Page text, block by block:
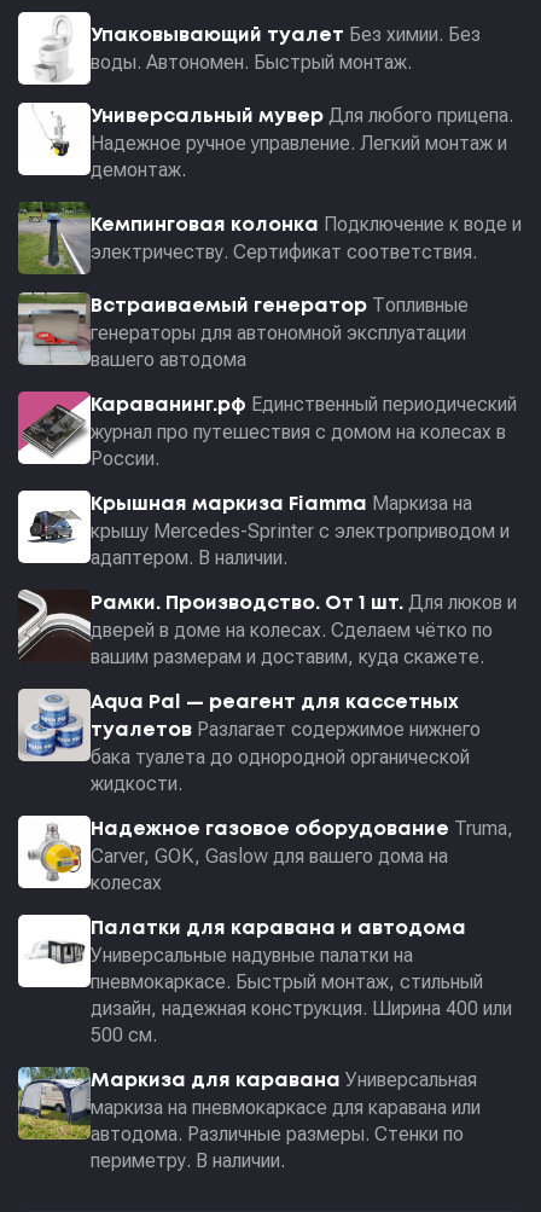
Упаковывающий туалет Без химии. Без
воды. Автономен. Быстрый монтаж.
Универсальный мувер Для любого прицепа.
Надежное ручное управление. Легкий монтаж и
демонтаж.
Кемпинговая колонка Подключение к воде и
электричеству. Сертификат соответствия.
Встраиваемый генератор Топливные
генераторы для автономной эксплуатации
вашего автодома
Караванинг.рф Единственный периодический
журнал про путешествия с домом на колесах в
России.
Крышная маркиза Fiamma Маркиза на
крышу Mercedes-Sprinter с электроприводом и
адаптером. В наличии.
Рамки. Производство. От 1 шт. Для люков и
дверей в доме на колесах. Сделаем чётко по
вашим размерам и доставим, куда скажете.
Aqua Pal — pеагент для кассетных
туалетов Разлагает содержимое нижнего
бака туалета до однородной органической
жидкости.
Надежное газовое оборудование Truma,
Carver, GOK, Gaslow для вашего дома на
колесах
Палатки для каравана и автодома
Универсальные надувные палатки на
пневмокаркасе. Быстрый монтаж, стильный
дизайн, надежная конструкция. Ширина 400 или
500 см.
Маркиза для каравана Универсальная
маркиза на пневмокаркасе для каравана или
автодома. Различные размеры. Стенки по
периметру. В наличии.